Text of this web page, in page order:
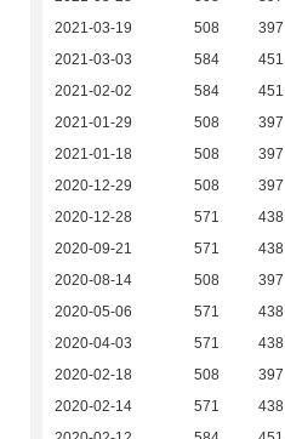
2021-03-19
508 397
2021-03-03
584 451
2021-02-02
584 451
2021-01-29
508 397
2021-01-18
508 397
2020-12-29
508 397
2020-12-28
571 438
2020-09-21
571 438
2020-08-14
508 397
2020-05-06
571 438
2020-04-03
571 438
2020-02-18
508 397
2020-02-14
571 438